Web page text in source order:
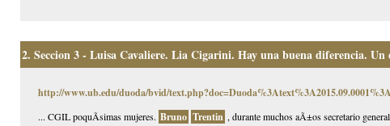
2. Seccion 3 - Luisa Cavaliere. Lia Cigarini. Hay una buena diferencia.
http://www.ub.edu/duoda/bvid/
... CGIL poquÃ­simas mujeres. Bruno Trentin , durante muchos aÃ±os secretario